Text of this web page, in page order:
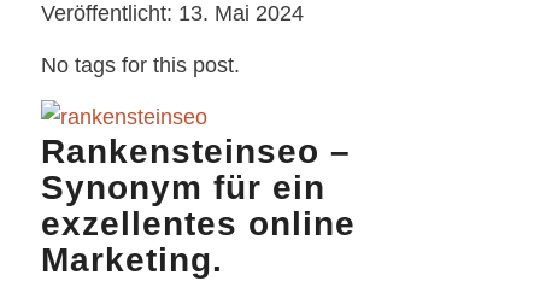
Veröffentlicht: 13. Mai 2024
No tags for this post.
Rankensteinseo –
Synonym für ein
exzellentes online
Marketing.